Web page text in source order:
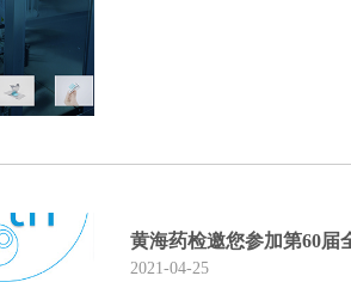
黄海药检邀您参加第60届
2021-04-25